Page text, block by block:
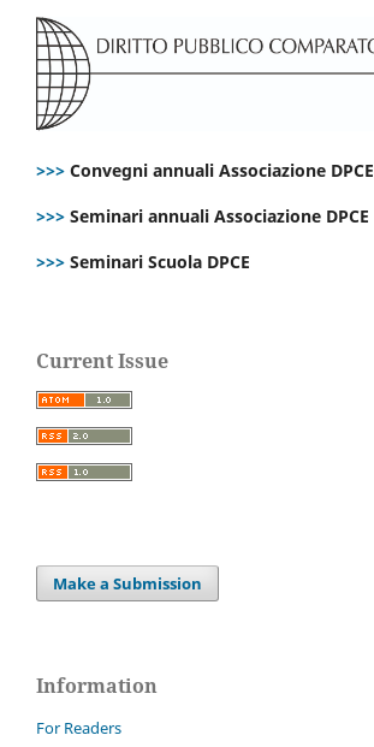
>>> Convegni annuali Associazione DPCE
>>> Seminari annuali Associazione DPCE
>>> Seminari Scuola DPCE
Current Issue
Make a Submission
Information
For Readers